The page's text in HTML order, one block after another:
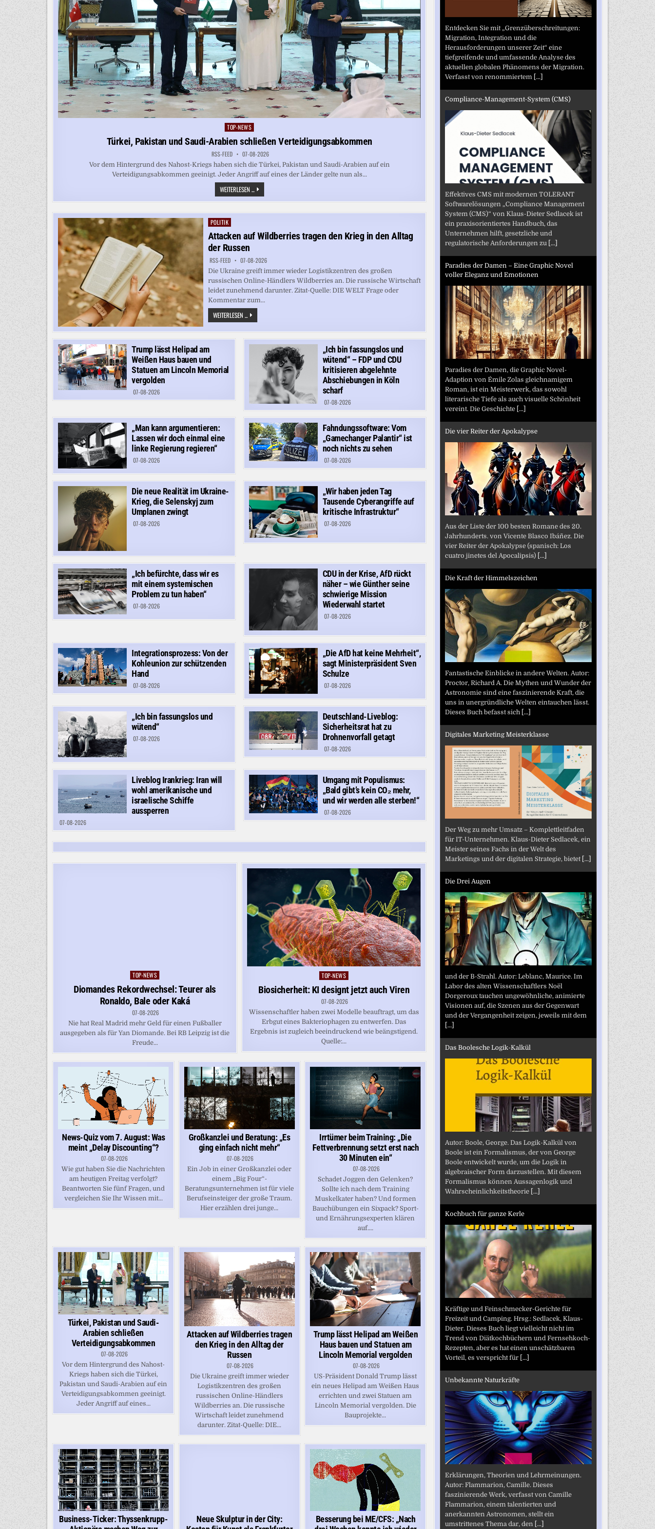
Posted
in
TOP-NEWS
Türkei, Pakistan und Saudi-Arabien schließen Verteidigungsabkommen
RSS-FEED 07-08-2026
Vor dem Hintergrund des Nahost-Kriegs haben sich die Türkei, Pakistan und Saudi-Arabien auf ein
Verteidigungsabkommen geeinigt. Jeder Angriff auf eines der Länder gelte nun als...
WEITERLESEN ... TÜRKEI,
PAKISTAN
UND
ARABIEN
Posted
in
POLITIK
Attacken auf Wildberries tragen den Krieg in den Alltag
der Russen
RSS-FEED 07-08-2026
Die Ukraine greift immer wieder Logistikzentren des großen
russischen Online-Händlers Wildberries an. Die russische Wirtschaft
leidet zunehmend darunter. Zitat-Quelle: DIE WELT Frage oder
Kommentar zum...
WEITERLESEN ... ATTACKEN
AUF
TRAGEN
DEN
KRIEG
ALLTAG
RUSSEN
Trump lässt Helipad am
Weißen Haus bauen und
Statuen am Lincoln Memorial
vergolden
07-08-2026
„Ich bin fassungslos und
wütend“ – FDP und CDU
kritisieren abgelehnte
Abschiebungen in Köln
scharf
07-08-2026
„Man kann argumentieren:
Lassen wir doch einmal eine
linke Regierung regieren“
07-08-2026
Fahndungssoftware: Vom
„Gamechanger Palantir“ ist
noch nichts zu sehen
07-08-2026
Die neue Realität im Ukraine-
Krieg, die Selenskyj zum
Umplanen zwingt
07-08-2026
„Wir haben jeden Tag
Tausende Cyberangriffe auf
kritische Infrastruktur“
07-08-2026
„Ich befürchte, dass wir es
mit einem systemischen
Problem zu tun haben“
07-08-2026
CDU in der Krise, AfD rückt
näher – wie Günther seine
schwierige Mission
Wiederwahl startet
07-08-2026
Integrationsprozess: Von der
Kohleunion zur schützenden
Hand
07-08-2026
„Die AfD hat keine Mehrheit“,
sagt Ministerpräsident Sven
Schulze
07-08-2026
„Ich bin fassungslos und
wütend“
07-08-2026
Deutschland-Liveblog:
Sicherheitsrat hat zu
Drohnenvorfall getagt
07-08-2026
Liveblog Irankrieg: Iran will
wohl amerikanische und
israelische Schiffe
aussperren
07-08-2026
Umgang mit Populismus:
„Bald gibt’s kein CO₂ mehr,
und wir werden alle sterben!“
07-08-2026
Posted
TOP-NEWS
Diomandes Rekordwechsel: Teurer als
Ronaldo, Bale oder Kaká
07-08-2026
Nie hat Real Madrid mehr Geld für einen Fußballer
ausgegeben als für Yan Diomande. Bei RB Leipzig ist die
Freude...
Posted
in
TOP-NEWS
Biosicherheit: KI designt jetzt auch Viren
07-08-2026
Wissenschaftler haben zwei Modelle beauftragt, um das
Erbgut eines Bakteriophagen zu entwerfen. Das
Ergebnis ist zugleich beeindruckend wie beängstigend.
Quelle:...
News-Quiz vom 7. August: Was
meint „Delay Discounting“?
07-08-2026
Wie gut haben Sie die Nachrichten
am heutigen Freitag verfolgt?
Beantworten Sie fünf Fragen, und
vergleichen Sie Ihr Wissen mit...
Großkanzlei und Beratung: „Es
ging einfach nicht mehr“
07-08-2026
Ein Job in einer Großkanzlei oder
einem „Big Four“-
Beratungsunternehmen ist für viele
Berufseinsteiger der große Traum.
Hier erzählen drei junge...
Irrtümer beim Training: „Die
Fettverbrennung setzt erst nach
30 Minuten ein“
07-08-2026
Schadet Joggen den Gelenken?
Sollte ich nach dem Training
Muskelkater haben? Und formen
Bauchübungen ein Sixpack? Sport-
und Ernährungsexperten klären
auf....
Türkei, Pakistan und Saudi-
Arabien schließen
Verteidigungsabkommen
07-08-2026
Vor dem Hintergrund des Nahost-
Kriegs haben sich die Türkei,
Pakistan und Saudi-Arabien auf ein
Verteidigungsabkommen geeinigt.
Jeder Angriff auf eines...
Attacken auf Wildberries tragen
den Krieg in den Alltag der
Russen
07-08-2026
Die Ukraine greift immer wieder
Logistikzentren des großen
russischen Online-Händlers
Wildberries an. Die russische
Wirtschaft leidet zunehmend
darunter. Zitat-Quelle: DIE...
Trump lässt Helipad am Weißen
Haus bauen und Statuen am
Lincoln Memorial vergolden
07-08-2026
US-Präsident Donald Trump lässt
ein neues Helipad am Weißen Haus
errichten und zwei Statuen am
Lincoln Memorial vergolden. Die
Bauprojekte...
Business-Ticker: Thyssenkrupp-
Neue Skulptur in der City:
Besserung bei ME/CFS: „Nach
Entdecken Sie mit „Grenzüberschreitungen:
Migration, Integration und die
Herausforderungen unserer Zeit“ eine
tiefgreifende und umfassende Analyse des
aktuellen globalen Phänomens der Migration.
Verfasst von renommiertem [...]
Compliance-Management-System (CMS)
Effektives CMS mit modernen TOLERANT
Softwarelösungen „Compliance Management
System (CMS)“ von Klaus-Dieter Sedlacek ist
ein praxisorientiertes Handbuch, das
Unternehmen hilft, gesetzliche und
regulatorische Anforderungen zu [...]
Paradies der Damen – Eine Graphic Novel
voller Eleganz und Emotionen
Paradies der Damen, die Graphic Novel-
Adaption von Émile Zolas gleichnamigem
Roman, ist ein Meisterwerk, das sowohl
literarische Tiefe als auch visuelle Schönheit
vereint. Die Geschichte [...]
Die vier Reiter der Apokalypse
Aus der Liste der 100 besten Romane des 20.
Jahrhunderts. von Vicente Blasco Ibáñez. Die
vier Reiter der Apokalypse (spanisch: Los
cuatro jinetes del Apocalipsis) [...]
Die Kraft der Himmelszeichen
Fantastische Einblicke in andere Welten. Autor:
Proctor, Richard A. Die Mythen und Wunder der
Astronomie sind eine faszinierende Kraft, die
uns in unergründliche Welten eintauchen lässt.
Dieses Buch befasst sich [...]
Digitales Marketing Meisterklasse
Der Weg zu mehr Umsatz – Komplettleitfaden
für IT-Unternehmen. Klaus-Dieter Sedlacek, ein
Meister seines Fachs in der Welt des
Marketings und der digitalen Strategie, bietet [...]
Die Drei Augen
und der B-Strahl. Autor: Leblanc, Maurice. Im
Labor des alten Wissenschaftlers Noël
Dorgeroux tauchen ungewöhnliche, animierte
Visionen auf, die Szenen aus der Gegenwart
und der Vergangenheit zeigen, jeweils mit dem
[...]
Das Boolesche Logik-Kalkül
Autor: Boole, George. Das Logik-Kalkül von
Boole ist ein Formalismus, der von George
Boole entwickelt wurde, um die Logik in
algebraischer Form darzustellen. Mit diesem
Formalismus können Aussagenlogik und
Wahrscheinlichkeitstheorie [...]
Kochbuch für ganze Kerle
Kräftige und Feinschmecker-Gerichte für
Freizeit und Camping. Hrsg.: Sedlacek, Klaus-
Dieter. Dieses Buch liegt vielleicht nicht im
Trend von Diätkochbüchern und Fernsehkoch-
Rezepten, aber es hat einen unschätzbaren
Vorteil, es verspricht für [...]
Unbekannte Naturkräfte
Erklärungen, Theorien und Lehrmeinungen.
Autor: Flammarion, Camille. Dieses
faszinierende Werk, verfasst von Camille
Flammarion, einem talentierten und
anerkannten Astronomen, stellt ein
umstrittenes Thema dar, den [...]